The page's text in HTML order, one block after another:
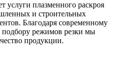
услуги плазменного раскроя
и строительных
Благодаря современному
режимов резки мы
продукции.